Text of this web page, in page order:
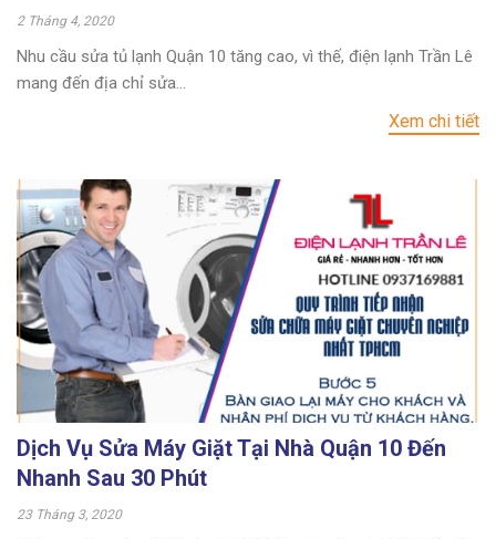
2 Tháng 4, 2020
Nhu cầu sửa tủ lạnh Quận 10 tăng cao, vì thế, điện lạnh Trần Lê
mang đến địa chỉ sửa...
Xem chi tiết
Dịch Vụ Sửa Máy Giặt Tại Nhà Quận 10 Đến
Nhanh Sau 30 Phút
23 Tháng 3, 2020